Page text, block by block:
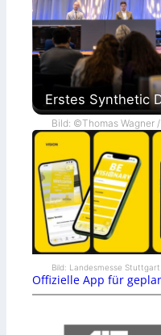
Erstes Synthetic
Bild: ©Thomas Wagner
Bild: Landesmesse Stuttgart
Offizielle App für